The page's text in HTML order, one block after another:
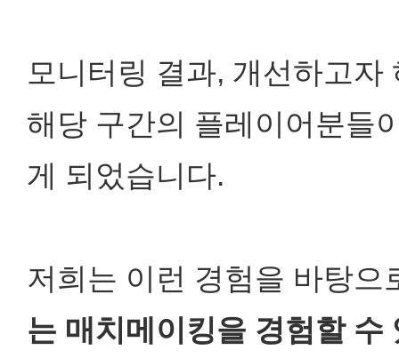
모니터링 결과, 개선하고
해당 구간의 플레이어분들
게 되었습니다.
저희는 이런 경험을 바탕으
는 매치메이킹을 경험할 수